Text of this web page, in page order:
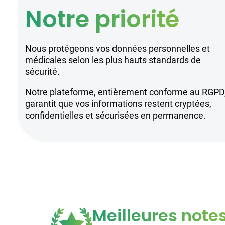
Notre priorité
Nous protégeons vos données personnelles et
médicales selon les plus hauts standards de
sécurité.
Notre plateforme, entièrement conforme au
garantit que vos informations restent cryptées,
confidentielles et sécurisées en permanence.
Meilleures